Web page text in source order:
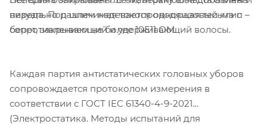
переда. Под шлем надевается одноразовый клип –
берет, закрывающий и удерживающий волосы.
визуально различимая токопроводящая тесьма с
сопротивлением не более 10E11 ОМ.
Каждая партия антистатических головных уборов
сопровождается протоколом измерения в
соответствии с ГОСТ IEC 61340-4-9-2021
(Электростатика. Методы испытаний для